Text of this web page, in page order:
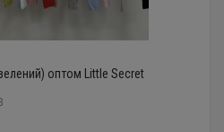
оптом Little Secret